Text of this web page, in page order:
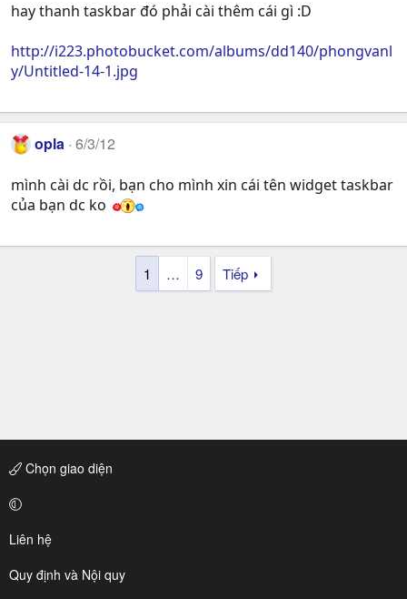
hay thanh taskbar đó phải cài thêm cái gì :D
http://i223.photobucket.com/albums/dd140/phongvanl
y/Untitled-14-1.jpg
opla 6/3/12
mình cài dc rồi, bạn cho mình xin cái tên widget taskbar
của bạn dc ko
1 … 9 Tiếp
Chọn giao diện
Liên hệ
Quy định và Nội quy